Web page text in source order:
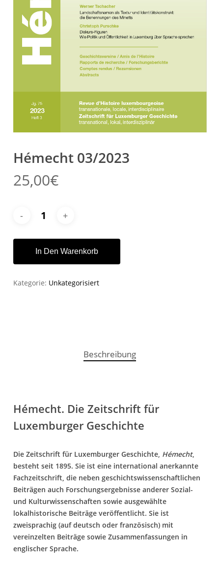
Hémecht 03/2023
25,00€
In Den Warenkorb
Kategorie: Unkategorisiert
Beschreibung
Hémecht. Die Zeitschrift für
Luxemburger Geschichte
Die Zeitschrift für Luxemburger Geschichte, Hémecht,
besteht seit 1895. Sie ist eine international anerkannte
Fachzeitschrift, die neben geschichtswissenschaftlichen
Beiträgen auch Forschungsergebnisse anderer Sozial-
und Kulturwissenschaften sowie ausgewählte
lokalhistorische Beiträge veröffentlicht. Sie ist
zweisprachig (auf deutsch oder französisch) mit
vereinzelten Beiträge sowie Zusammenfassungen in
englischer Sprache.